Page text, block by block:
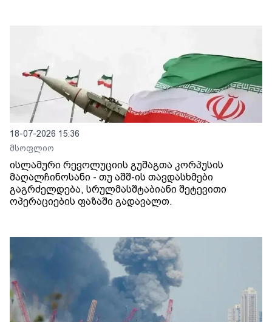
18-07-2026 15:36
მსოფლიო
ისლამური რევოლუციის გუშაგთა კორპუსის
მაღალჩინოსანი - თუ აშშ-ის თავდასხმები
გაგრძელდება, სრულმასშტაბიანი შეტევითი
ოპერაციების ფაზაში გადავალთ.